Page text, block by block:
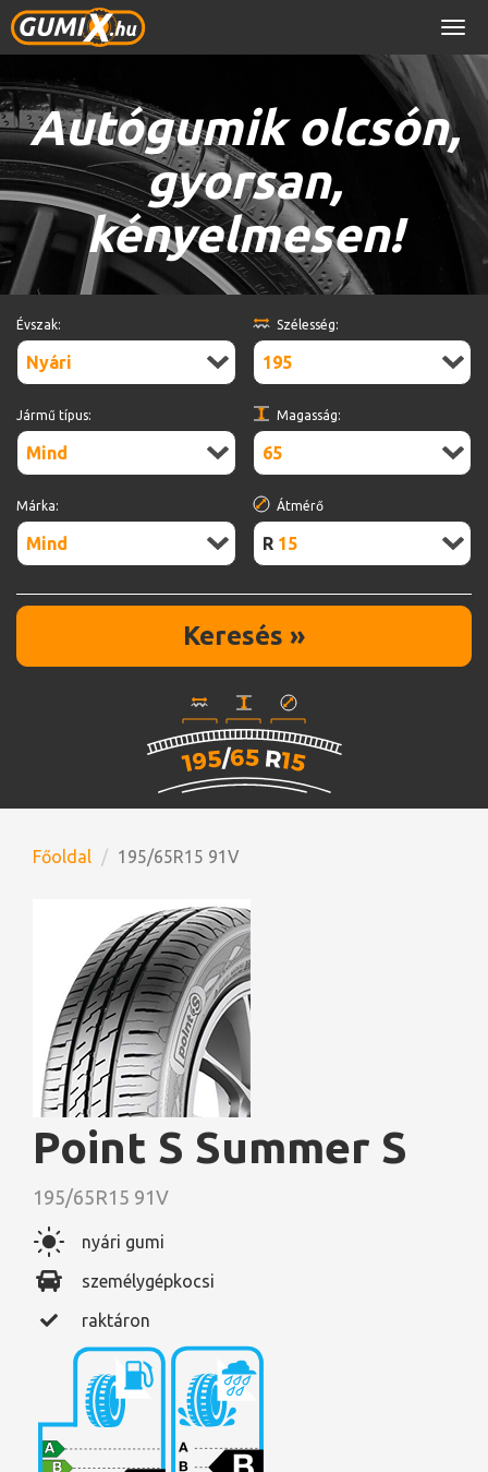
Autógumik olcsón,
gyorsan,
kényelmesen!
Évszak:
Nyári
Jármű típus:
Mind
Márka:
Mind
Szélesség:
195
Magasság:
65
Átmérő
R15
Keresés »
Főoldal 195/65R15 91V
Point S Summer S
195/65R15 91V
nyári gumi
személygépkocsi
raktáron